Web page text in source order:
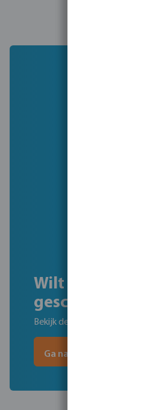
Wilt u onze hele
geschiedenis
Bekijk de tijdlijn van ruim 80
Ga naar de tijdlijn